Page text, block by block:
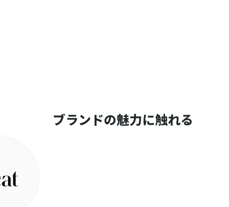
ブランドの魅力に触れる